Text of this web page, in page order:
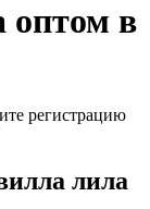
оптом в
регистрацию
лила